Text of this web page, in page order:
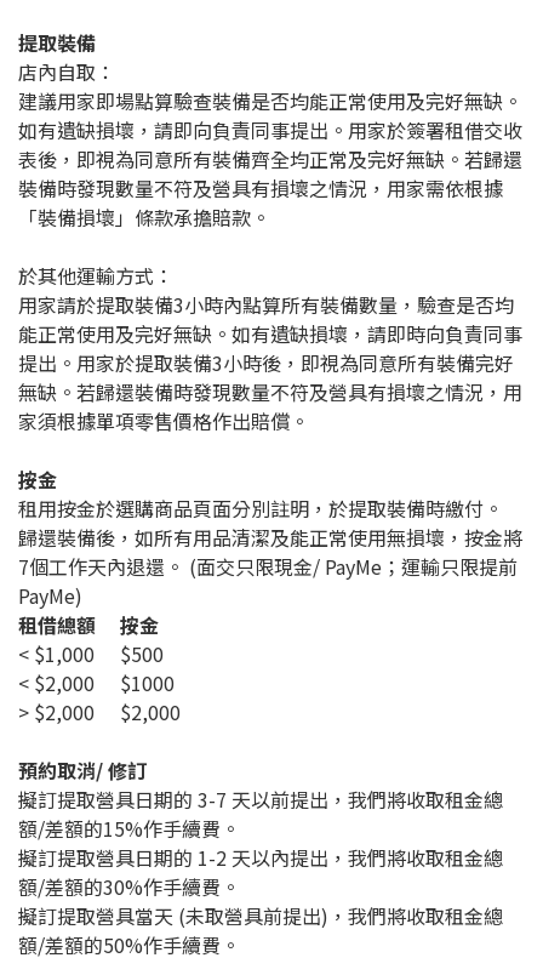
提取裝備
店內自取：
建議用家即場點算驗查裝備是否均能正常使用及完好無缺。
如有遺缺損壞，請即向負責同事提出。用家於簽署租借交收
表後，即視為同意所有裝備齊全均正常及完好無缺。若歸還
裝備時發現數量不符及營具有損壞之情況，用家需依根據
「裝備損壞」條款承擔賠款。
於其他運輸方式：
用家請於提取裝備3小時內點算所有裝備數量，驗查是否均
能正常使用及完好無缺。如有遺缺損壞，請即時向負責同事
提出。用家於提取裝備3小時後，即視為同意所有裝備完好
無缺。若歸還裝備時發現數量不符及營具有損壞之情況，用
家須根據單項零售價格作出賠償。
按金
租用按金於選購商品頁面分別註明，於提取裝備時繳付。
歸還裝備後，如所有用品清潔及能正常使用無損壞，按金將
7個工作天內退還。 (面交只限現金/ PayMe；運輸只限提前
PayMe)
租借總額 按金
< $1,000
$500
< $2,000
$1000
> $2,000 $2,000
預約取消/ 修訂
擬訂提取營具日期的 3-7 天以前提出，我們將收取租金總
額/差額的15%作手續費。
擬訂提取營具日期的 1-2 天以內提出，我們將收取租金總
額/差額的30%作手續費。
擬訂提取營具當天 (未取營具前提出)，我們將收取租金總
額/差額的50%作手續費。